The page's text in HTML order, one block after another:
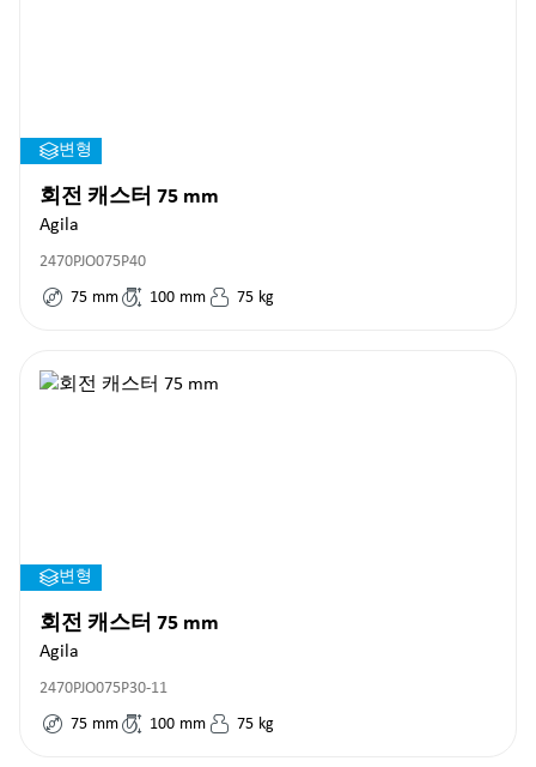
변형
회전 캐스터 75 mm
Agila
2470PJO075P40
75 mm 100 mm 75 kg
변형
회전 캐스터 75 mm
Agila
2470PJO075P30-11
75 mm 100 mm 75 kg